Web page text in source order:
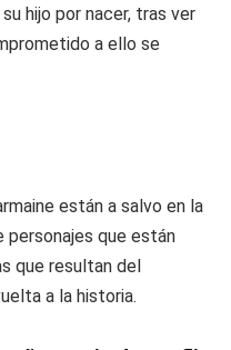
hijo por nacer, tras ver
a ello se
están a salvo en la
personajes que están
que resultan del
a la historia.